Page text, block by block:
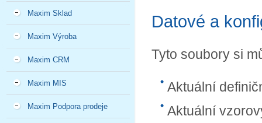
Maxim Sklad
Maxim Výroba
Maxim CRM
Maxim MIS
Maxim Podpora prodeje
Datové a
Tyto soubory si
Aktuální
Aktuální